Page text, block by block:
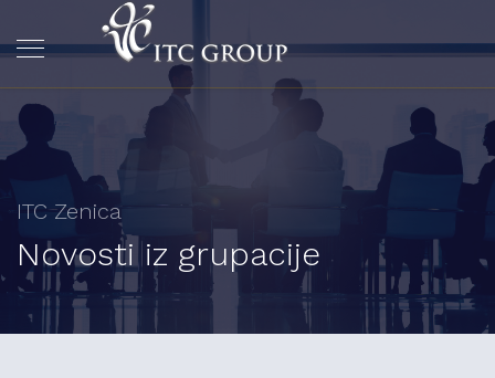
ITC Zenica
Novosti iz grupacije